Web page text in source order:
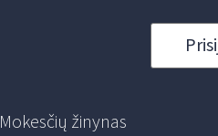
Mokesčių žinynas